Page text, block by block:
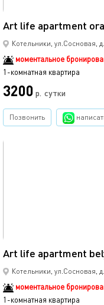
Art life apartment
Котельники, ул.Сосновая,
моментальное
1-комнатная квартира
3200 р. сутки
Позвонить
Art life apartment
Котельники, ул.Сосновая,
моментальное
1-комнатная квартира